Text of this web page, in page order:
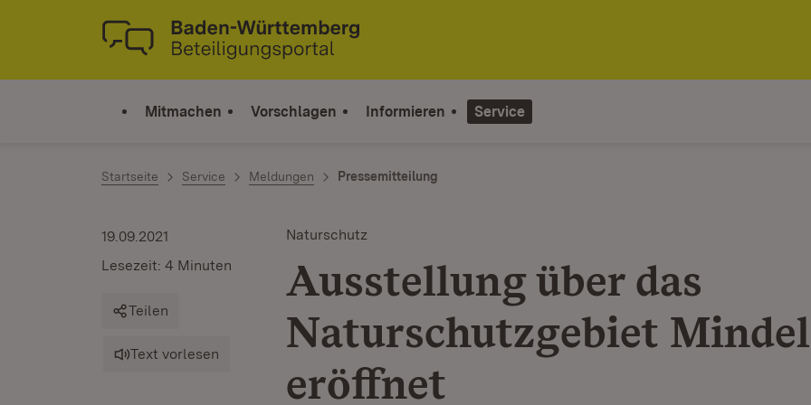
Zum Inhalt springen
Link zur Startseite
Mitmachen Vorschlagen Informieren Service
Startseite Service Meldungen Pressemitteilung
Naturschutz
Ausstellung über das
Naturschutzgebiet
eröffnet
19.09.2021
Lesezeit: 4 Minuten
Teilen
Text vorlesen